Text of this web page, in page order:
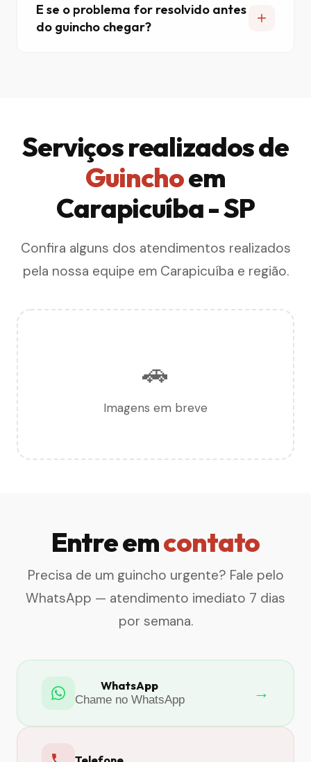
E se o problema for resolvido antes
do guincho chegar?
Serviços realizados de
Guinchoem
Carapicuíba - SP
Confira alguns dos atendimentos realizados
pela nossa equipe em Carapicuíba e região.
🚗
Imagens em breve
Entre emcontato
Precisa de um guincho urgente? Fale pelo
WhatsApp — atendimento imediato 7 dias
por semana.
WhatsApp
Chame no WhatsApp
→